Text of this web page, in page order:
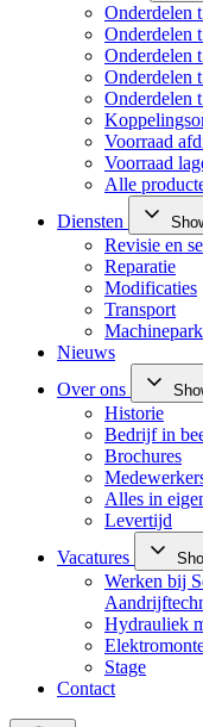
Onderdelen
Onderdelen
Onderdelen
Onderdelen
Onderdelen
Voorraad
Voorraad
Alle
Diensten
Revisie en
Reparatie
Modificaties
Transport
Machinepark
Nieuws
Over ons
Historie
Bedrijf in
Brochures
Alles in
Levertijd
Vacatures
Werken bij
Hydrauliek
Stage
Contact